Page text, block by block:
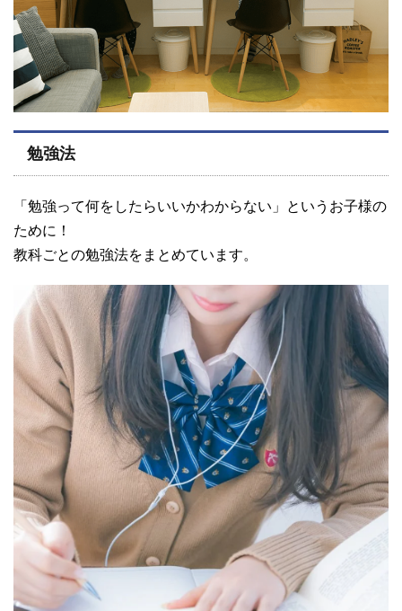
勉強法
「勉強って何をしたらいいかわからない」というお子様の
ために！
教科ごとの勉強法をまとめています。